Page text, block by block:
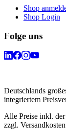
Shop
Shop Login
Folge uns
Deutschlands
integriertem
Alle Preise inkl.
zzgl.